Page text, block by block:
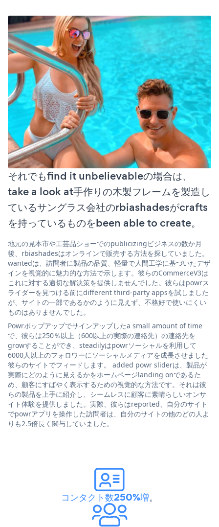
それでもfind it unbelievableの場合は、
take a look at手作りの木製フレームを製造し
ているサングラス会社のrbiashadesがcrafts
を持っているものをbeen able to create。
地元の見本市や工芸品ショーでのpublicizingビジネスの数か月
後、rbiashadesはオンラインで販売する方法を探していました。
wantedは、訪問者に製品の品質、軽量で人間工学に基づいたデザ
インを視覚的に魅力的な方法で示します。彼らのCommerceV3は
これに対する適切な解決策を提供しませんでした。彼らはpowrス
ライダーを見つける前にdifferent third-party appsを試しました
が、サイトの一部であるかのように見えず、不格好で使いにくい
ものはありませんでした。
Powrポップアップでサインアップしたa small amount of time
で、彼らは250％以上（600以上の実際の連絡先）の連絡先を
growすることができ、steadilyはpowrソーシャルを利用して
6000人以上のフォロワーにソーシャルメディアを成長させました
彼らのサイトでフィードします。 added powr sliderは、製品が
実際にどのように見えるかをホームページlanding onであるた
め、顧客にすばやく表示するための視覚的な方法です。それは彼
らの製品を上手に紹介し、シームレスに顧客に素晴らしいオンサ
イト体験を提供しました。実際、彼らはreported、自分のサイト
でpowrアプリを操作した訪問者は、自分のサイトの他のどの人よ
りも2.5倍長く関与していました。
コンタクト数250%増。